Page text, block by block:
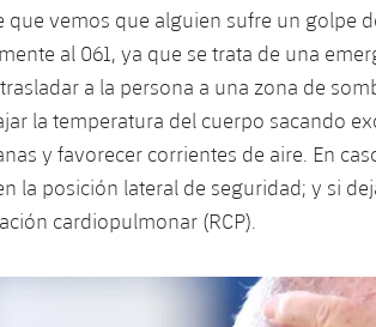
que vemos que alguien sufre un golpe
al 061, ya que se trata de una
a la persona a una zona de
la temperatura del cuerpo sacando
y favorecer corrientes de aire. En
la posición lateral de seguridad; y si
cardiopulmonar (RCP).